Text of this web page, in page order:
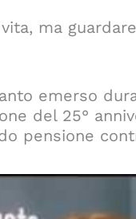
ma
emerso
del 25°
pensione